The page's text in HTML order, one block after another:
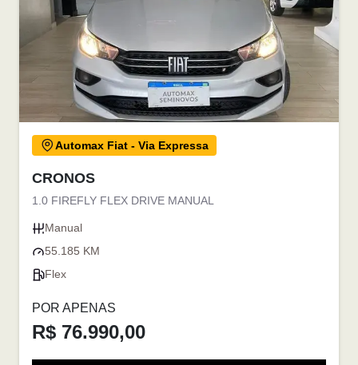
Automax Fiat - Via Expressa
CRONOS
1.0 FIREFLY FLEX DRIVE MANUAL
Manual
55.185 KM
Flex
POR APENAS
R$ 76.990,00